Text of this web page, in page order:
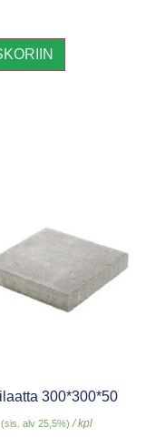
300*300*50
(sis. alv 25,5%) / kpl